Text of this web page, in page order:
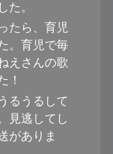
た。
たら、育児
。育児で毎
えさんの歌
！
るうるして
見逃してし
がありま